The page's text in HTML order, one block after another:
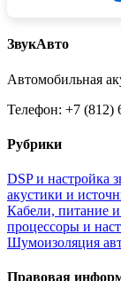
ЗвукАвто
Автомобильная
Телефон: +7 (812)
Рубрики
DSP и настройка
акустики и
Кабели, питание
процессоры и
Шумоизоляция
Правовая